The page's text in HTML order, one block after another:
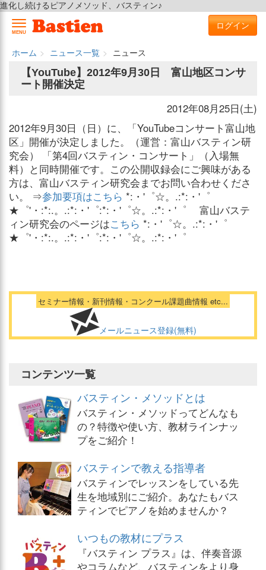
進化し続けるピアノメソッド、バスティン♪
MENU
ログイン
ホーム ニュース一覧
ニュース
【YouTube】2012年9月30日 富山地区コンサ
ート開催決定
2012年08月25日(土)
2012年9月30日（日）に、「YouTubeコンサート富山地
区」開催が決定しました。（運営：富山バスティン研
究会） 「第4回バスティン・コンサート」（入場無
料）と同時開催です。この公開収録会にご興味がある
方は、富山バスティン研究会までお問い合わせくださ
い。 ⇒参加要項はこちら *:・'゜☆。.:*:・'゜
★゜'・:*:.。.:*:・'゜:*:・'゜☆。.:*:・'゜ 富山バステ
ィン研究会のページはこちら *:・'゜☆。.:*:・'゜
★゜'・:*:.。.:*:・'゜:*:・'゜☆。.:*:・'゜
セミナー情報・新刊情報・コンクール課題曲情報 etc...
メールニュース登録(無料)
コンテンツ一覧
バスティン・メソッドとは
バスティン・メソッドってどんなも
の？特徴や使い方、教材ラインナッ
プをご紹介！
バスティンで教える指導者
バスティンでレッスンをしている先
生を地域別にご紹介。あなたもバス
ティンでピアノを始めませんか？
いつもの教材にプラス
『バスティン プラス』は、伴奏音源
やコラムなど、バスティンをより身